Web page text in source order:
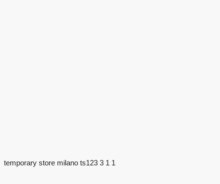
temporary store milano ts123 3 1 1